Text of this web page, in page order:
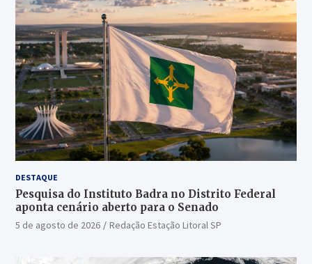
DESTAQUE
Pesquisa do Instituto Badra no Distrito Federal
aponta cenário aberto para o Senado
5 de agosto de 2026 Redação Estação Litoral SP